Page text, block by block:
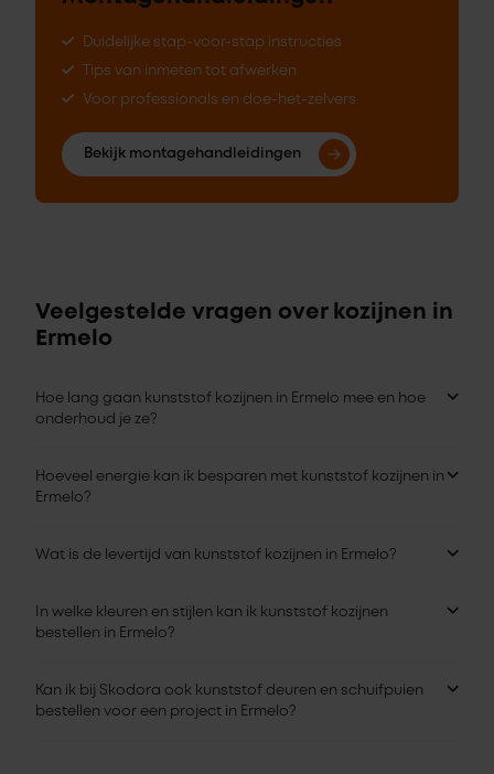
Duidelijke stap-voor-stap instructies
Tips van inmeten tot afwerken
Voor professionals en doe-het-zelvers
Bekijk montagehandleidingen
Veelgestelde vragen over kozijnen in
Ermelo
Hoe lang gaan kunststof kozijnen in Ermelo mee en hoe
onderhoud je ze?
Hoeveel energie kan ik besparen met kunststof kozijnen in
Ermelo?
Wat is de levertijd van kunststof kozijnen in Ermelo?
In welke kleuren en stijlen kan ik kunststof kozijnen
bestellen in Ermelo?
Kan ik bij Skodora ook kunststof deuren en schuifpuien
bestellen voor een project in Ermelo?